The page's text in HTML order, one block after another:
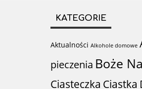
KATEGORIE
Aktualności Alkohole domowe
pieczenia Boże
Ciasteczka Ciastka